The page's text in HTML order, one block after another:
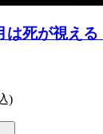
は死が視える
)